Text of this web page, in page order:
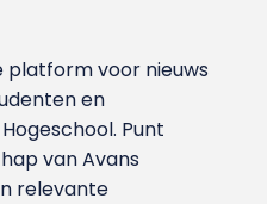
platform voor nieuws
en
Punt
van Avans
relevante